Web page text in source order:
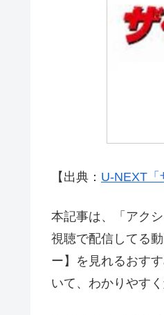
【出典： U-NEXT「
本記事は、「アク
視聴で配信してる
ー】を見れるおす
いて、わかりやす